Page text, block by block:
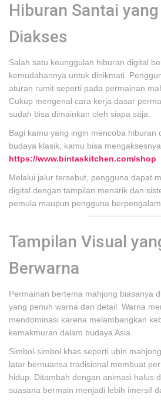
Hiburan Santai
Diakses
Salah satu keunggulan hiburan digital
kemudahannya untuk dinikmati.
aturan rumit seperti pada permainan
Cukup mengenal cara kerja dasar
sudah bisa dimainkan oleh siapa saja.
Bagi kamu yang ingin mencoba hiburan
budaya klasik, kamu bisa
https://www.bintaskitchen.com/shop
Melalui jalur tersebut, pengguna dapat
digital dengan tampilan menarik dan
pemula maupun pengguna
Tampilan Visual
Berwarna
Permainan bertema mahjong biasanya
yang penuh warna dan detail. Warna
mendominasi karena melambangkan
kemakmuran dalam budaya Asia.
Simbol-simbol khas seperti ubin
latar bernuansa tradisional membuat
hidup. Ditambah dengan animasi halus
suasana bermain menjadi lebih imersif